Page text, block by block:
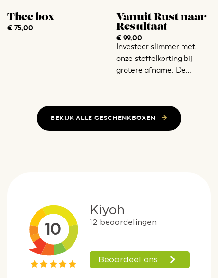
Thee box
€ 75,00
Vanuit Rust naar
Resultaat
€ 99,00
Investeer slimmer met
onze staffelkorting bij
grotere afname. De
contactaanvraag. Vraag
vrijblijvend een voorstel
aan …
BEKIJK ALLE GESCHENKBOXEN